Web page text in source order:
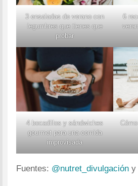
3 ensaladas de verano con
legumbres que tienes que
probar
6
4 bocadillos y sándwiches
gourmet para una comida
improvisada
Fuentes: @nutret_divulgación y